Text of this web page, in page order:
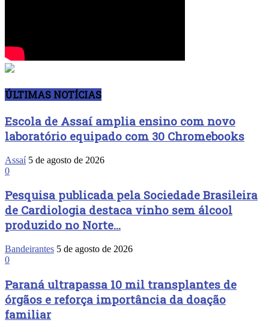
ÚLTIMAS NOTÍCIAS
Escola de Assaí amplia ensino com novo
laboratório equipado com 30 Chromebooks
Assaí 5 de agosto de 2026
0
Pesquisa publicada pela Sociedade Brasileira
de Cardiologia destaca vinho sem álcool
produzido no Norte...
Bandeirantes 5 de agosto de 2026
0
Paraná ultrapassa 10 mil transplantes de
órgãos e reforça importância da doação
familiar